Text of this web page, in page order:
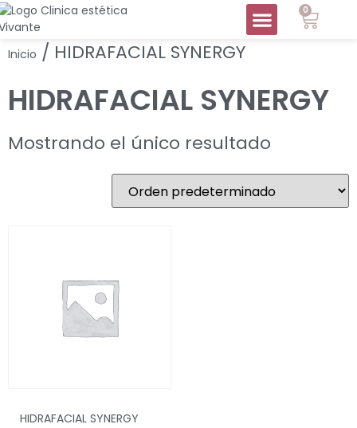
0
Inicio / HIDRAFACIAL SYNERGY
HIDRAFACIAL SYNERGY
Mostrando el único resultado
HIDRAFACIAL SYNERGY